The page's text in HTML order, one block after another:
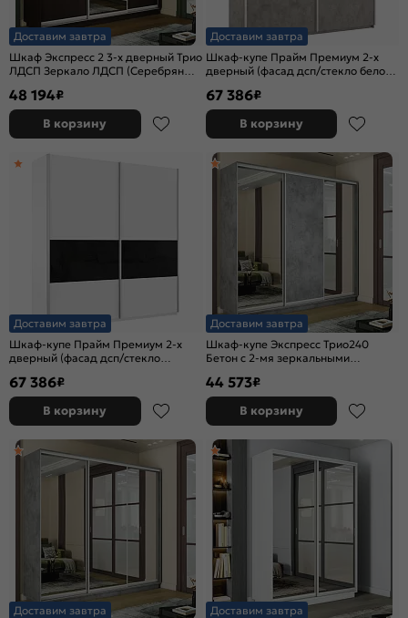
Доставим завтра
Шкаф Экспресс 2 3-х дверный Трио
ЛДСП Зеркало ЛДСП (Серебряный
48 194₽
В корзину
Доставим завтра
Шкаф-купе Прайм Премиум 2-х
дверный (фасад дсп/стекло белое)
67 386₽
В корзину
Доставим завтра
Шкаф-купе Прайм Премиум 2-х
дверный (фасад дсп/стекло
Белый снег
67 386₽
В корзину
Доставим завтра
Шкаф-купе Экспресс Трио240
Бетон с 2-мя зеркальными
44 573₽
В корзину
Доставим завтра
Доставим завтра